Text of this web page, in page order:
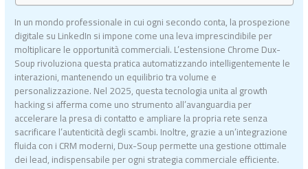
In un mondo professionale in cui ogni secondo conta, la prospezione
digitale su LinkedIn si impone come una leva imprescindibile per
moltiplicare le opportunità commerciali. L’estensione Chrome Dux-
Soup rivoluziona questa pratica automatizzando intelligentemente le
interazioni, mantenendo un equilibrio tra volume e
personalizzazione. Nel 2025, questa tecnologia unita al growth
hacking si afferma come uno strumento all’avanguardia per
accelerare la presa di contatto e ampliare la propria rete senza
sacrificare l’autenticità degli scambi. Inoltre, grazie a un’integrazione
fluida con i CRM moderni, Dux-Soup permette una gestione ottimale
dei lead, indispensabile per ogni strategia commerciale efficiente.